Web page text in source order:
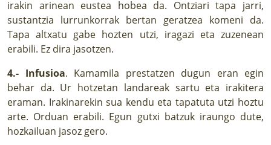
irakin arinean eustea hobea da. Ontziari tapa jarri,
sustantzia lurrunkorrak bertan geratzea komeni da.
Tapa altxatu gabe hozten utzi, iragazi eta zuzenean
erabili. Ez dira jasotzen.
4.- Infusioa. Kamamila prestatzen dugun eran egin
behar da. Ur hotzetan landareak sartu eta irakitera
eraman. Irakinarekin sua kendu eta tapatuta utzi hoztu
arte. Orduan erabili. Egun gutxi batzuk iraungo dute,
hozkailuan jasoz gero.